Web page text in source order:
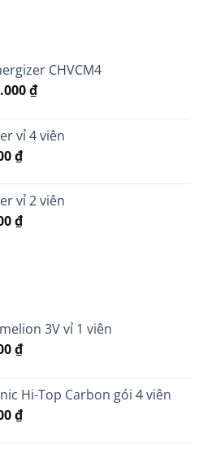
CHVCM4
₫.
₫Giá
là:
vỉ 4 viên
₫.
₫Giá
là:
60.000 ₫.
vỉ 2 viên
₫Giá
3V vỉ 1 viên
₫.
₫Giá
là:
14.000 ₫.
Hi-Top Carbon gói 4 viên
₫Giá